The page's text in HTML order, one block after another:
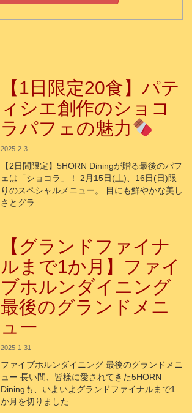
【1日限定20食】パテ
ィシエ創作のショコ
ラパフェの魅力
2025-2-3
【2日間限定】5HORN Diningが贈る最後のパフ
ェは「ショコラ」！ 2月15日(土)、16日(日)限
りのスペシャルメニュー。 目にも鮮やかな美し
さとグラ
【グランドファイナ
ルまで1か月】ファイ
ブホルンダイニング
最後のグランドメニ
ュー
2025-1-31
ファイブホルンダイニング 最後のグランドメニ
ュー 長い間、皆様に愛されてきた5HORN
Diningも、いよいよグランドファイナルまで1
か月を切りました